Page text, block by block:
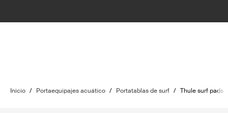
Inicio / Portaequipajes acuático / Portatablas de surf / Thule surf pads